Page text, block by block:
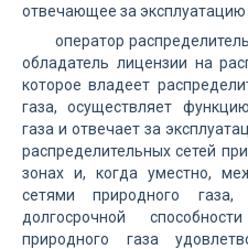
отвечающее за эксплуатацию
оператор
обладатель лицензии на
которое владеет
газа, осуществляет
газа и отвечает за
распределительных сетей
зонах и, когда уместно,
сетями природного
долгосрочной
природного газа